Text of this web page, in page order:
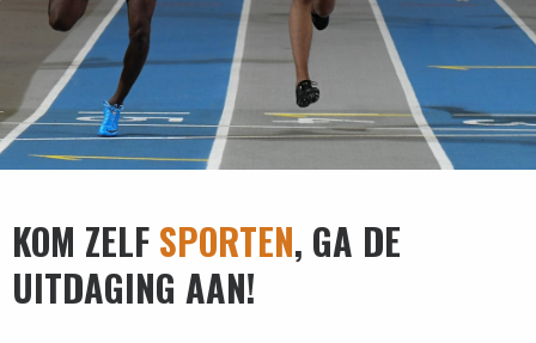
KOM ZELF SPORTEN, GA DE
UITDAGING AAN!